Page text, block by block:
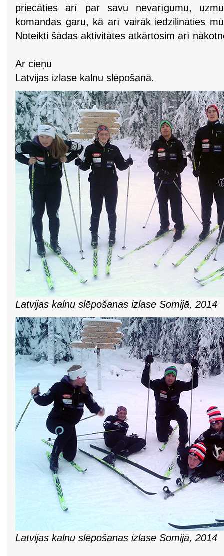
priecāties arī par savu nevarīgumu,
komandas garu, kā arī vairāk iedziļināties
Noteikti šādas aktivitātes atkārtosim arī
Ar cieņu
Latvijas izlase kalnu slēpošanā.
Latvijas kalnu slēpošanas izlase Somijā, 2014
Latvijas kalnu slēpošanas izlase Somijā, 2014